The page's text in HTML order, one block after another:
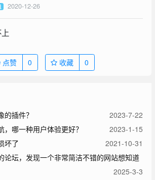
2020-12-26
点赞 0 收藏 0
插件？
2023-7-22
哪一种用户体验更好？
2023-1-15
坏了
2021-10-31
论坛，发现一个非常简洁不错的网站想知道
2025-3-3